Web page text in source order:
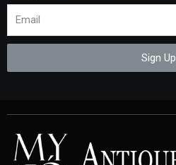
Sign Up